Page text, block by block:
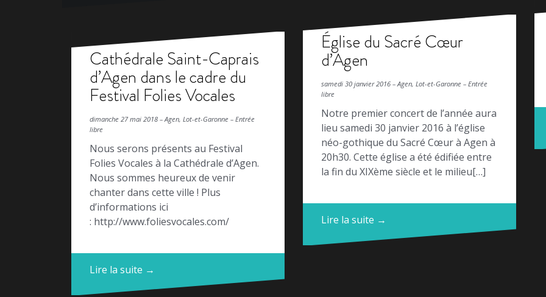
Cathédrale Saint-Caprais
d’Agen dans le cadre du
Festival Folies Vocales
dimanche 27 mai 2018 – Agen, Lot-et-Garonne – Entrée
libre
Nous serons présents au Festival
Folies Vocales à la Cathédrale d’Agen.
Nous sommes heureux de venir
chanter dans cette ville ! Plus
d’informations ici
: http://www.foliesvocales.com/
Lire la suite →
Église du Sacré Cœur
d’Agen
samedi 30 janvier 2016 – Agen, Lot-et-Garonne – Entrée
libre
Notre premier concert de l’année aura
lieu samedi 30 janvier 2016 à l’église
néo-gothique du Sacré Cœur à Agen à
20h30. Cette église a été édifiée entre
la fin du XIXème siècle et le milieu[…]
Lire la suite →